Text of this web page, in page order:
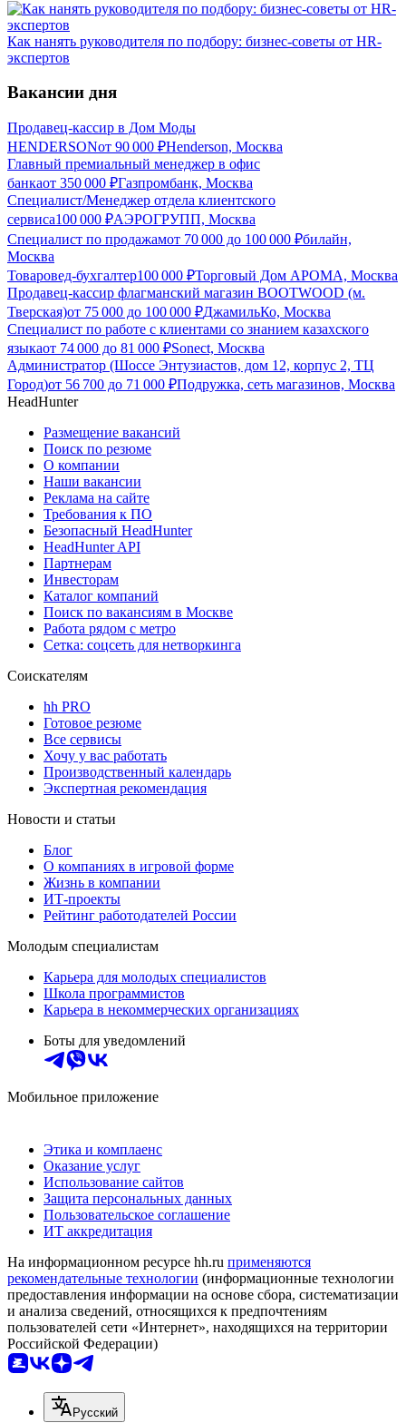
Как нанять руководителя по подбору: бизнес-советы от HR-
экспертов
Вакансии дня
Продавец-кассир в Дом Моды
HENDERSONот 90 000 ₽Henderson, Москва
Главный премиальный менеджер в офис
банкаот 350 000 ₽Газпромбанк, Москва
Специалист/Менеджер отдела клиентского
сервиса100 000 ₽АЭРОГРУПП, Москва
Специалист по продажамот 70 000 до 100 000 ₽билайн,
Москва
Товаровед-бухгалтер100 000 ₽Торговый Дом АРОМА, Москва
Продавец-кассир флагманский магазин BOOTWOOD (м.
Тверская)от 75 000 до 100 000 ₽ДжамильКо, Москва
Специалист по работе с клиентами со знанием казахского
языкаот 74 000 до 81 000 ₽Sonect, Москва
Администратор (Шоссе Энтузиастов, дом 12, корпус 2, ТЦ
Город)от 56 700 до 71 000 ₽Подружка, сеть магазинов, Москва
HeadHunter
Размещение вакансий
Поиск по резюме
О компании
Наши вакансии
Реклама на сайте
Требования к ПО
Безопасный HeadHunter
HeadHunter API
Партнерам
Инвесторам
Каталог компаний
Поиск по вакансиям в Москве
Работа рядом с метро
Сетка: соцсеть для нетворкинга
Соискателям
hh PRO
Готовое резюме
Все сервисы
Хочу у вас работать
Производственный календарь
Экспертная рекомендация
Новости и статьи
Блог
О компаниях в игровой форме
Жизнь в компании
ИТ-проекты
Рейтинг работодателей России
Молодым специалистам
Карьера для молодых специалистов
Школа программистов
Карьера в некоммерческих организациях
Боты для уведомлений
Мобильное приложение
Этика и комплаенс
Оказание услуг
Использование сайтов
Защита персональных данных
Пользовательское соглашение
ИТ аккредитация
На информационном ресурсе hh.ru применяются
рекомендательные технологии (информационные технологии
предоставления информации на основе сбора, систематизации
и анализа сведений, относящихся к предпочтениям
пользователей сети «Интернет», находящихся на территории
Российской Федерации)
Русский